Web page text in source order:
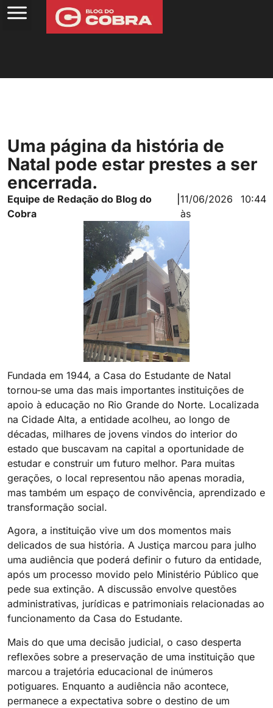
Uma página da história de
Natal pode estar prestes a ser
encerrada.
Equipe de Redação do Blog do
Cobra
|11/06/2026
às
10:44
Fundada em 1944, a Casa do Estudante de Natal
tornou-se uma das mais importantes instituições de
apoio à educação no Rio Grande do Norte. Localizada
na Cidade Alta, a entidade acolheu, ao longo de
décadas, milhares de jovens vindos do interior do
estado que buscavam na capital a oportunidade de
estudar e construir um futuro melhor. Para muitas
gerações, o local representou não apenas moradia,
mas também um espaço de convivência, aprendizado e
transformação social.
Agora, a instituição vive um dos momentos mais
delicados de sua história. A Justiça marcou para julho
uma audiência que poderá definir o futuro da entidade,
após um processo movido pelo Ministério Público que
pede sua extinção. A discussão envolve questões
administrativas, jurídicas e patrimoniais relacionadas ao
funcionamento da Casa do Estudante.
Mais do que uma decisão judicial, o caso desperta
reflexões sobre a preservação de uma instituição que
marcou a trajetória educacional de inúmeros
potiguares. Enquanto a audiência não acontece,
permanece a expectativa sobre o destino de um